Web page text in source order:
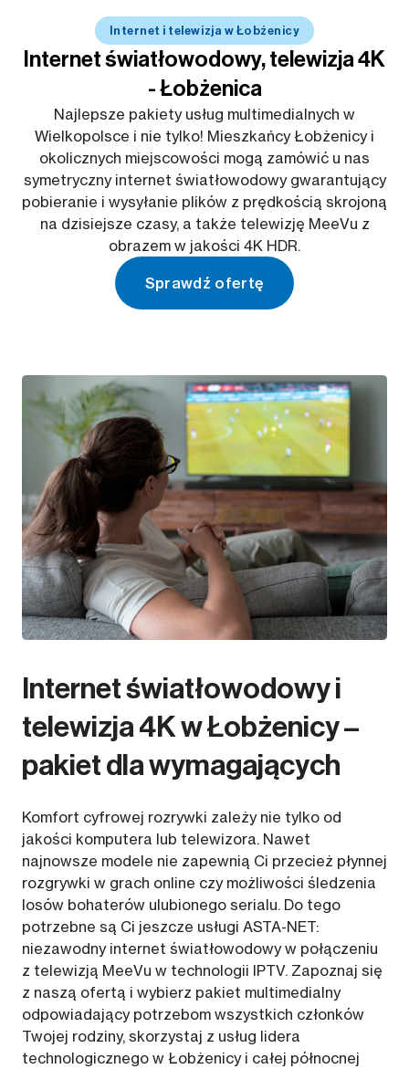
Internet i telewizja w Łobżenicy
Internet światłowodowy, telewizja 4K
- Łobżenica
Najlepsze pakiety usług multimedialnych w
Wielkopolsce i nie tylko! Mieszkańcy Łobżenicy i
okolicznych miejscowości mogą zamówić u nas
symetryczny internet światłowodowy gwarantujący
pobieranie i wysyłanie plików z prędkością skrojoną
na dzisiejsze czasy, a także telewizję MeeVu z
obrazem w jakości 4K HDR.
Sprawdź ofertę
Internet światłowodowy i
telewizja 4K w Łobżenicy –
pakiet dla wymagających
Komfort cyfrowej rozrywki zależy nie tylko od
jakości komputera lub telewizora. Nawet
najnowsze modele nie zapewnią Ci przecież płynnej
rozgrywki w grach online czy możliwości śledzenia
losów bohaterów ulubionego serialu. Do tego
potrzebne są Ci jeszcze usługi ASTA-NET:
niezawodny internet światłowodowy w połączeniu
z telewizją MeeVu w technologii IPTV. Zapoznaj się
z naszą ofertą i wybierz pakiet multimedialny
odpowiadający potrzebom wszystkich członków
Twojej rodziny, skorzystaj z usług lidera
technologicznego w Łobżenicy i całej północnej